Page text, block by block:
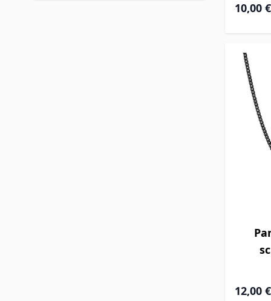
10,00 €
12,00 €